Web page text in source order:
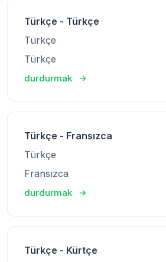
Türkçe - Türkçe
Türkçe
Türkçe
durdurmak
Türkçe - Fransızca
Türkçe
Fransızca
durdurmak
Türkçe - Kürtçe